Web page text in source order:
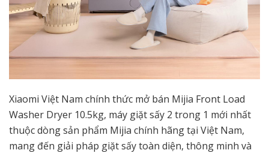
Xiaomi Việt Nam chính thức mở bán Mijia Front Load
Washer Dryer 10.5kg, máy giặt sấy 2 trong 1 mới nhất
thuộc dòng sản phẩm Mijia chính hãng tại Việt Nam,
mang đến giải pháp giặt sấy toàn diện, thông minh và